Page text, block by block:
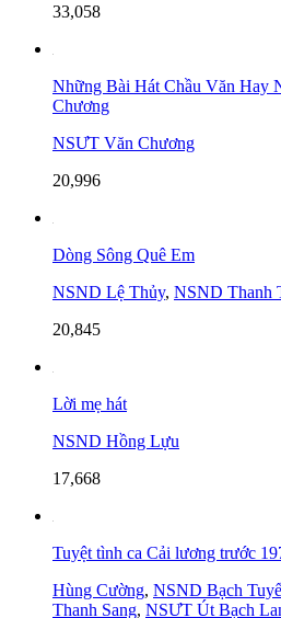
33,058
Những Bài Hát Chầu Văn Hay
Chương
NSƯT Văn Chương
20,996
Dòng Sông Quê Em
NSND Lệ Thủy, NSND Thanh
20,845
Lời mẹ hát
NSND Hồng Lựu
17,668
Tuyệt tình ca Cải lương trước
Hùng Cường, NSND Bạch
Thanh Sang, NSƯT Út Bạch